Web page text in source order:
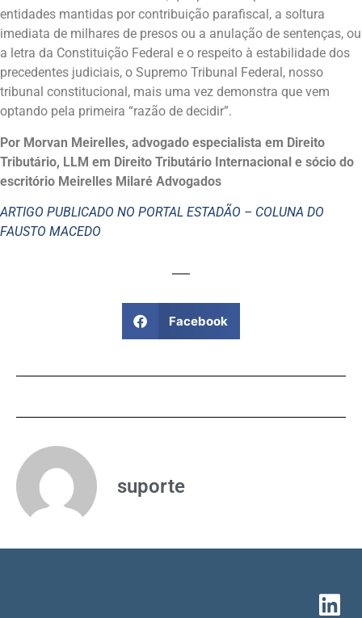
entidades mantidas por contribuição parafiscal, a soltura
imediata de milhares de presos ou a anulação de sentenças, ou
a letra da Constituição Federal e o respeito à estabilidade dos
precedentes judiciais, o Supremo Tribunal Federal, nosso
tribunal constitucional, mais uma vez demonstra que vem
optando pela primeira “razão de decidir”.
Por Morvan Meirelles, advogado especialista em Direito
Tributário, LLM em Direito Tributário Internacional e sócio do
escritório Meirelles Milaré Advogados
ARTIGO PUBLICADO NO PORTAL ESTADÃO – COLUNA DO
FAUSTO MACEDO
Facebook
suporte